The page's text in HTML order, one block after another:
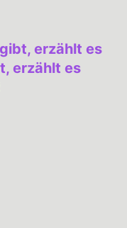
erzählt es
erzählt es